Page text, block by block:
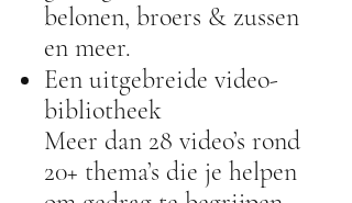
belonen, broers & zussen
en meer.
Een uitgebreide video-
bibliotheek
Meer dan 28 video’s rond
20+ thema’s die je helpen